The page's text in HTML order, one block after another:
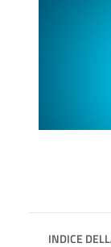
INDICE